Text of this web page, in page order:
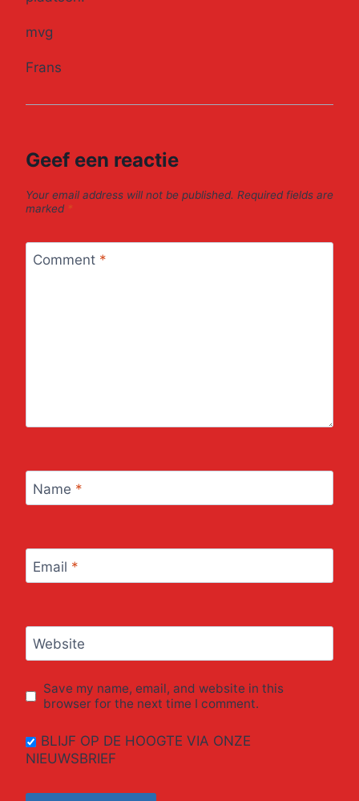
mvg
Frans
Geef een reactie
Your email address will not be published. Required fields are
marked *
Comment *
Name *
Email *
Website
Save my name, email, and website in this
browser for the next time I comment.
BLIJF OP DE HOOGTE VIA ONZE
NIEUWSBRIEF